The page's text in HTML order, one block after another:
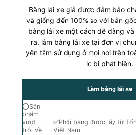
Bằng lái xe giả được đảm bảo
và giống đến 100% so với bản
bằng lái xe một cách dễ dàng
ra, làm bằng lái xe tại đơn vị
yên tâm sử dụng ở mọi nơi trên
lo bị phát hiện.
Làm bằng lái xe
⭕Sản
phẩm
vượt
trội về
✅Phôi bằng được lấy từ
Việt Nam